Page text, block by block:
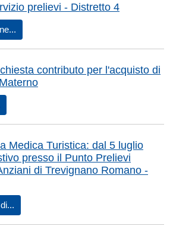
prelievi - Distretto 4
contributo per l'acquisto di
Medica Turistica: dal 5 luglio
presso il Punto Prelievi
di Trevignano Romano -